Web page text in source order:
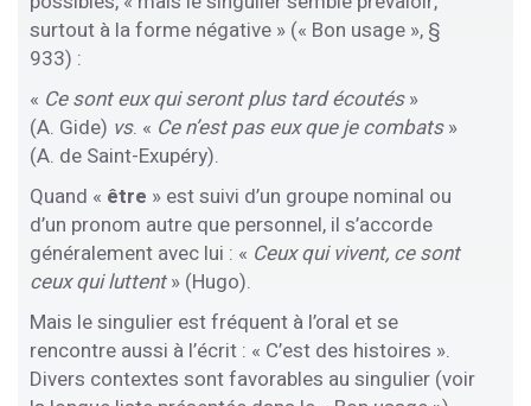
surtout à la forme négative » (« Bon usage », §
933) :
« Ce sont eux qui seront plus tard écoutés»
(A. Gide) vs. « Ce n’est pas eux que je combats»
(A. de Saint-Exupéry).
Quand « être » est suivi d’un groupe nominal ou
d’un pronom autre que personnel, il s’accorde
généralement avec lui : « Ceux qui vivent, ce sont
ceux qui luttent» (Hugo).
Mais le singulier est fréquent à l’oral et se
rencontre aussi à l’écrit : « C’est des histoires ».
Divers contextes sont favorables au singulier (voir